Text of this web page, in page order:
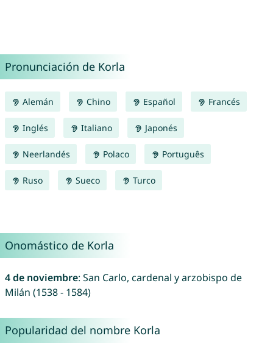
Pronunciación de Korla
Alemán Chino Español Francés
Inglés Italiano Japonés
Neerlandés Polaco Português
Ruso Sueco Turco
Onomástico de Korla
4 de noviembre: San Carlo, cardenal y arzobispo de
Milán (1538 - 1584)
Popularidad del nombre Korla